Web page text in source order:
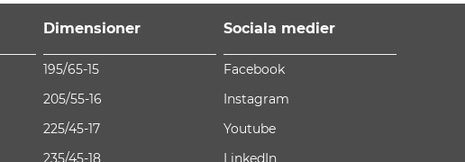
Dimensioner
195/65-15
205/55-16
225/45-17
235/45-18
Sociala medier
Facebook
Instagram
Youtube
LinkedIn